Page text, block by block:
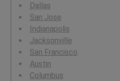
Dallas
San Jose
Indianapolis
Jacksonville
San Francisco
Austin
Columbus